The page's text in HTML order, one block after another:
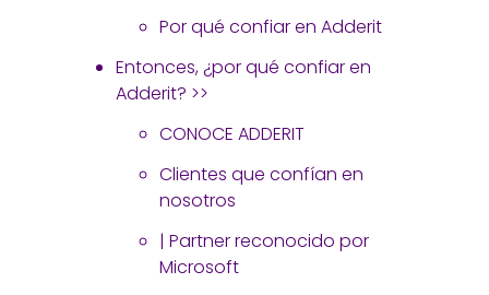
Por qué confiar en Adderit
Entonces, ¿por qué confiar en
Adderit? >>
CONOCE ADDERIT
Clientes que confían en
nosotros
| Partner reconocido por
Microsoft